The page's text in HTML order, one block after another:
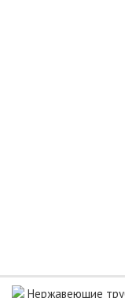
Нержавеющие